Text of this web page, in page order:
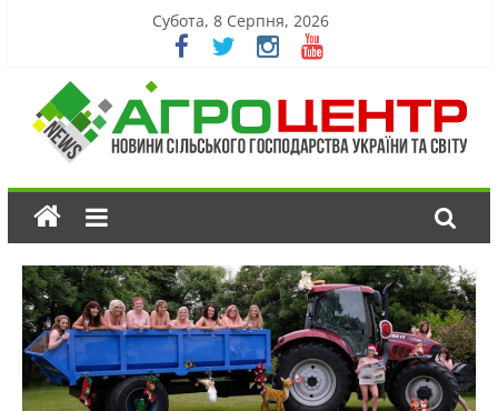
Субота, 8 Серпня, 2026